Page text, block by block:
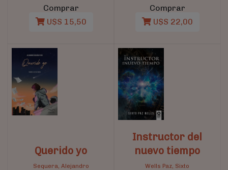
Comprar
U$S 15,50
Comprar
U$S 22,00
Querido yo
Sequera, Alejandro
Instructor del
nuevo tiempo
Wells Paz, Sixto